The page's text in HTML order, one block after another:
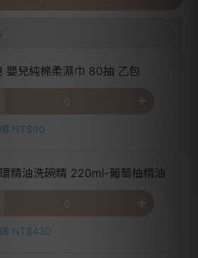
嬰兒純棉柔濕巾 80抽 乙包
NT$90
精油洗碗精 220ml-葡萄柚精油
NT$430